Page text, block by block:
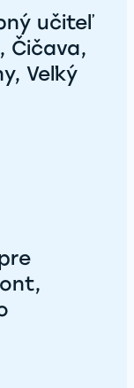
učiteľ
Čičava,
Veľký